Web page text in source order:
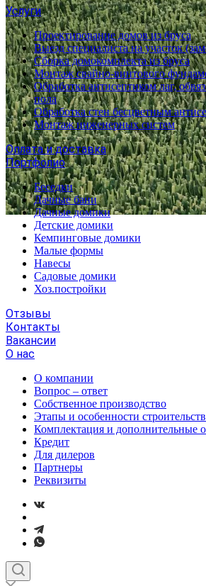
Услуги
Проектирование домов из бруса
Выезд специалиста на участок
Сборка домокомплекта из бруса
Монтаж свайно-винтового
Обработка антисептиком лаг,
пола
Обработка стен бесцветным
Монтаж инженерных систем
Оплата и доставка
Портфолио
Беседки
Дачные бани
Дачные домики
Детские домики
Кемпинговые домики
Малые формы
Навесы
Садовые домики
Хоз.постройки
Отзывы
Контакты
Вакансии
О нас
О компании
Вопрос – ответ
Собственное производство
Этапы и особенности
Комплектация и дополнительные
Кредит
Для дилеров
Партнеры
Реквизиты